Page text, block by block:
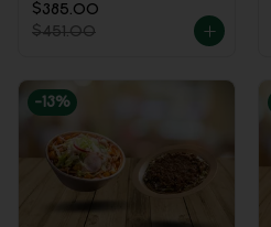
$385.00
$451.00
-13%